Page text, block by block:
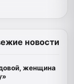
новости
женщина